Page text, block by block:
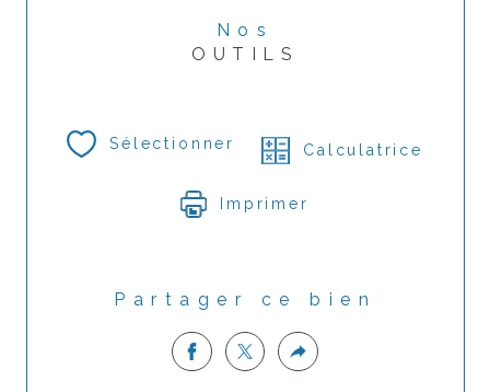
Nos
OUTILS
Sélectionner Calculatrice
Imprimer
Partager ce bien